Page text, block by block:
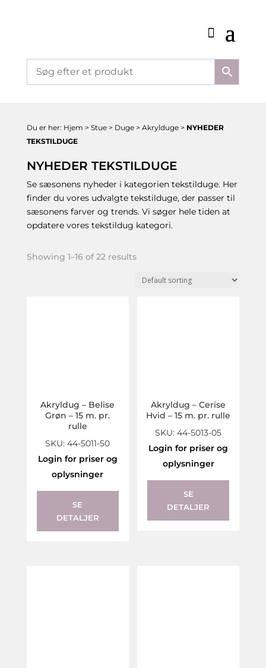
Du er her: Hjem > Stue> Duge> Akrylduge> NYHEDER
TEKSTILDUGE
NYHEDER TEKSTILDUGE
Se sæsonens nyheder i kategorien tekstilduge. Her
finder du vores udvalgte tekstilduge, der passer til
sæsonens farver og trends. Vi søger hele tiden at
opdatere vores tekstildug kategori.
Showing 1–16 of 22 results
Akryldug – Belise
Grøn – 15 m. pr.
rulle
SKU: 44-5011-50
Login for priser og
oplysninger
SE
DETALJER
Akryldug – Cerise
Hvid – 15 m. pr. rulle
SKU: 44-5013-05
Login for priser og
oplysninger
SE
DETALJER